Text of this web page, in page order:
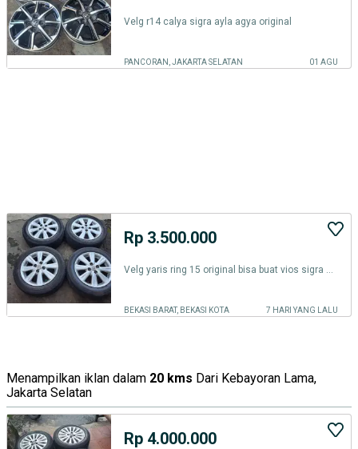
Velg r14 calya sigra ayla agya original
PANCORAN, JAKARTA SELATAN 01 AGU
Rp 3.500.000
BEKASI BARAT, BEKASI KOTA 7 HARI YANG LALU
Menampilkan iklan dalam 20 kms Dari Kebayoran Lama,
Jakarta Selatan
Rp 4.000.000